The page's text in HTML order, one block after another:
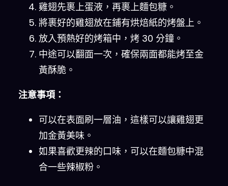
雞翅先裹上蛋液，再裹上麵包糠。
將裹好的雞翅放在鋪有烘焙紙的烤盤上。
放入預熱好的烤箱中，烤 30 分鐘。
中途可以翻面一次，確保兩面都能烤至金
黃酥脆。
注意事項：
可以在表面刷一層油，這樣可以讓雞翅更
加金黃美味。
如果喜歡更辣的口味，可以在麵包糠中混
合一些辣椒粉。